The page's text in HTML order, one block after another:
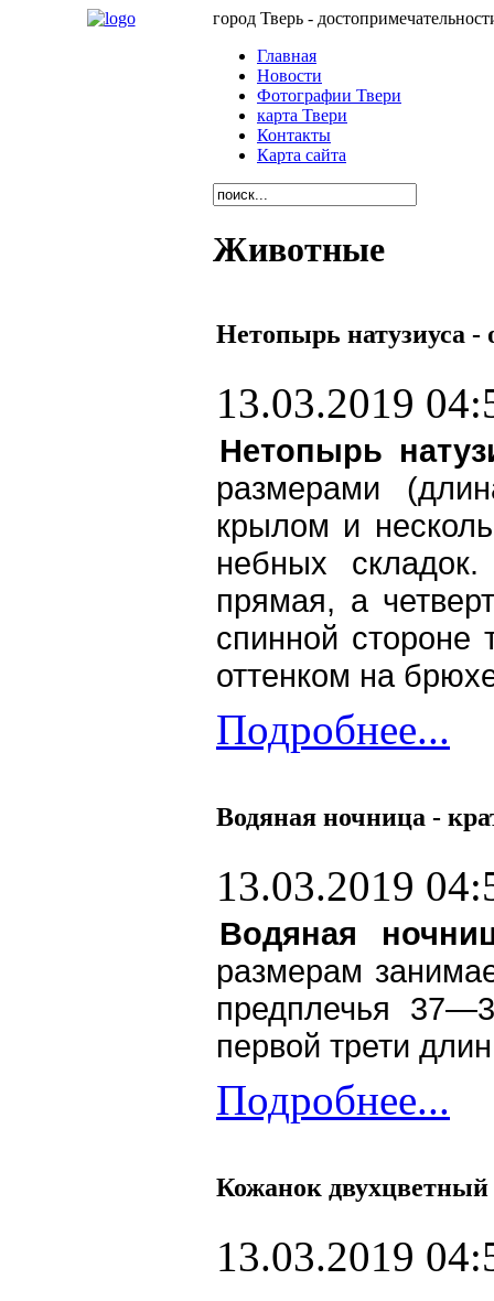
город Тверь -
Главная
Новости
Фотографии Твери
карта Твери
Контакты
Карта сайта
Животные
Нетопырь натузиуса
13.03.2019
Нетопырь
размерами
крылом и
небных
прямая, а
спинной
оттенком на
Подробнее...
Водяная ночница -
13.03.2019
Водяная
размерам
предплечья
первой трети
Подробнее...
Кожанок двухцветный
13.03.2019